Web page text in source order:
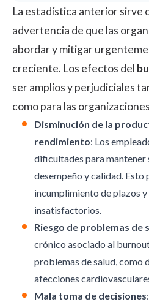
La estadística anterior sirve
advertencia de que las
abordar y mitigar
creciente. Los efectos del
ser amplios y perjudiciales
como para las
Disminución de la
rendimiento: Los
dificultades para mantener
desempeño y calidad. Esto
incumplimiento de plazos
insatisfactorios.
Riesgo de problemas de
crónico asociado al
problemas de salud, como
afecciones
Mala toma de decisiones